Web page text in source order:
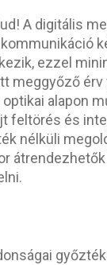
A digitális
ezzel
meggyőző érv
alapon
feltörés és
nélküli